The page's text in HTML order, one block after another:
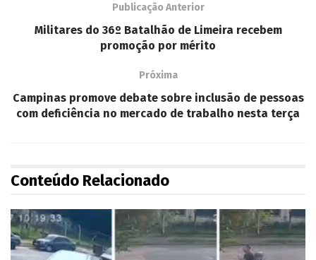
Publicação Anterior
Militares do 36º Batalhão de Limeira recebem
promoção por mérito
Próxima
Campinas promove debate sobre inclusão de pessoas
com deficiência no mercado de trabalho nesta terça
Conteúdo Relacionado